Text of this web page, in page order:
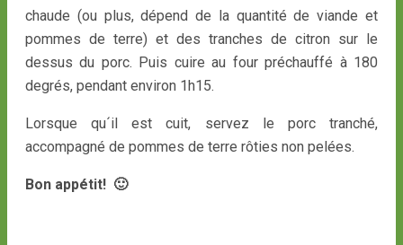
chaude (ou plus, dépend de la quantité de viande et
pommes de terre) et des tranches de citron sur le
dessus du porc. Puis cuire au four préchauffé à 180
degrés, pendant environ 1h15.
Lorsque qu´il est cuit, servez le porc tranché,
accompagné de pommes de terre rôties non pelées.
Bon appétit! 🙂